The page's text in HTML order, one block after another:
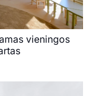
vieningos